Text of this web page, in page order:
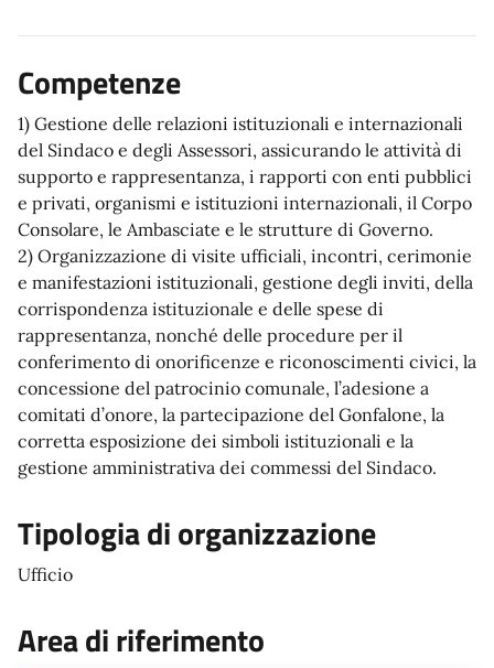
Competenze
1) Gestione delle relazioni istituzionali e internazionali
del Sindaco e degli Assessori, assicurando le attività di
supporto e rappresentanza, i rapporti con enti pubblici
e privati, organismi e istituzioni internazionali, il Corpo
Consolare, le Ambasciate e le strutture di Governo.
2) Organizzazione di visite ufficiali, incontri, cerimonie
e manifestazioni istituzionali, gestione degli inviti, della
corrispondenza istituzionale e delle spese di
rappresentanza, nonché delle procedure per il
conferimento di onorificenze e riconoscimenti civici, la
concessione del patrocinio comunale, l’adesione a
comitati d’onore, la partecipazione del Gonfalone, la
corretta esposizione dei simboli istituzionali e la
gestione amministrativa dei commessi del Sindaco.
Tipologia di organizzazione
Ufficio
Area di riferimento